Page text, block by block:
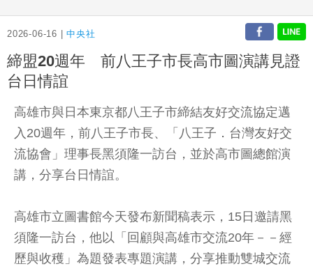
2026-06-16 |中央社
締盟20週年 前八王子市長高市圖演講見證
台日情誼
高雄市與日本東京都八王子市締結友好交流協定邁
入20週年，前八王子市長、「八王子．台灣友好交
流協會」理事長黑須隆一訪台，並於高市圖總館演
講，分享台日情誼。
高雄市立圖書館今天發布新聞稿表示，15日邀請黑
須隆一訪台，他以「回顧與高雄市交流20年－－經
歷與收穫」為題發表專題演講，分享推動雙城交流